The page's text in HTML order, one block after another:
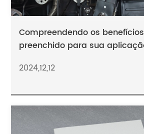
Compreendendo os benefícios
preenchido para sua
2024,12,12